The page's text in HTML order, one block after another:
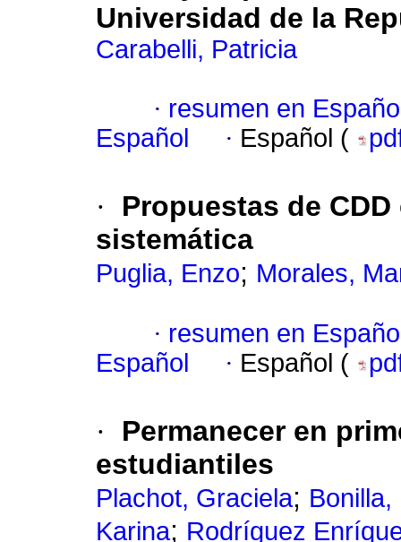
Universidad de la
Carabelli, Patricia
· resumen en
Español
· Español (
·
Propuestas de
sistemática
Puglia, Enzo; Morales,
· resumen en
Español
· Español (
·
Permanecer en
estudiantiles
Plachot, Graciela; Bonilla,
Karina; Rodríguez